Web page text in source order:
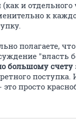
и отдельного
к
полагаете,
"власть
большому счету
поступка.
просто